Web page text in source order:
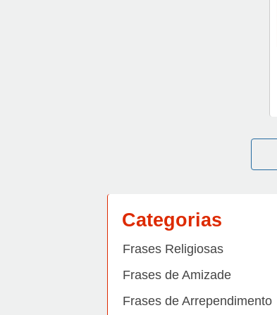
Categorias
Frases Religiosas
Frases de Amizade
Frases de Arrependimento